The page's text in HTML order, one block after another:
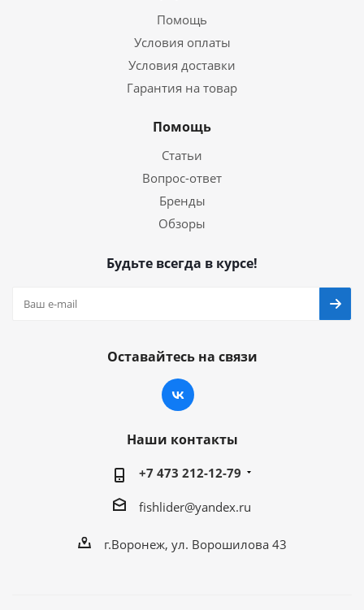
Помощь
Условия оплаты
Условия доставки
Гарантия на товар
Помощь
Статьи
Вопрос-ответ
Бренды
Обзоры
Будьте всегда в курсе!
Оставайтесь на связи
Наши контакты
+7 473 212-12-79
fishlider@yandex.ru
г.Воронеж, ул. Ворошилова 43